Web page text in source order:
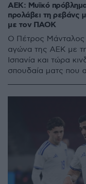
ΑΕΚ: Μυϊκό
προλάβει τη ρεβάνς
με τον ΠΑΟΚ
O Πέτρος Μάνταλος
αγώνα της ΑΕΚ με
Ισπανία και τώρα
σπουδαία ματς που